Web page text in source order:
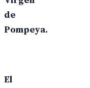
de
Pompeya.
El